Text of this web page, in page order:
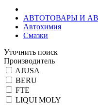
АВТОТОВАРЫ И
Автохимия
Смазки
Уточнить поиск
Производитель
AJUSA
BERU
FTE
LIQUI MOLY